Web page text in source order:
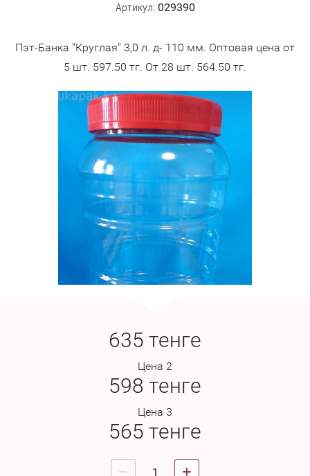
Артикул:029390
Пэт-Банка "Круглая" 3,0 л. д- 110 мм. Оптовая цена от
5 шт. 597.50 тг. От 28 шт. 564.50 тг.
635 тенге
Цена 2
598 тенге
Цена 3
565 тенге